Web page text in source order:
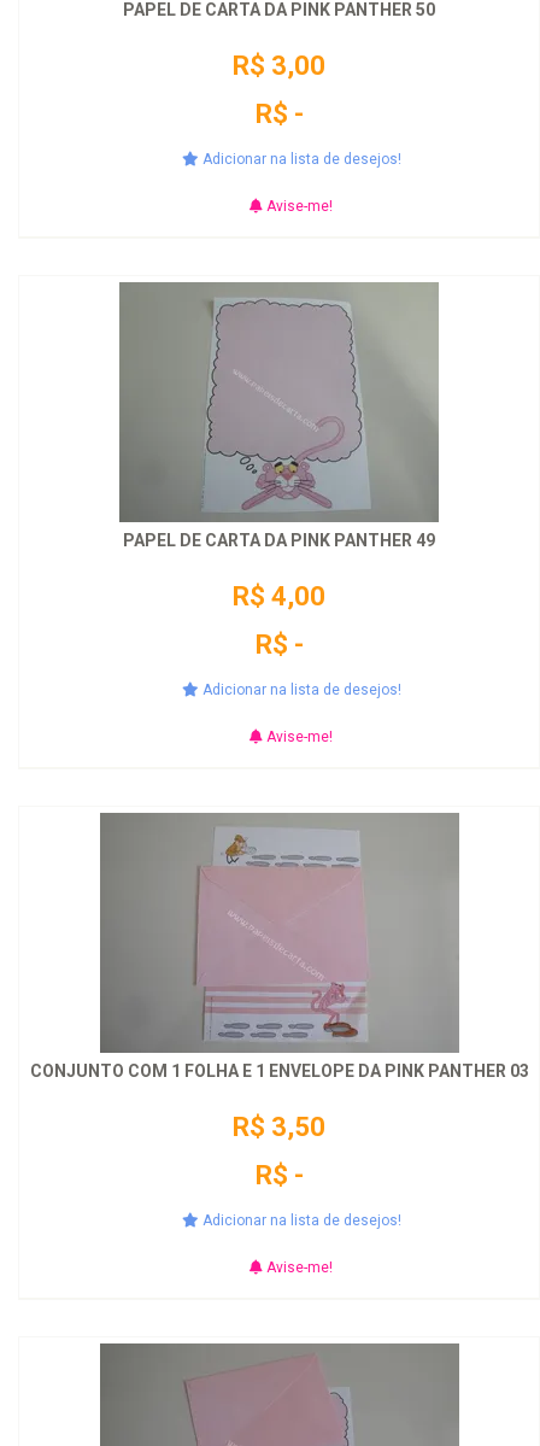
PAPEL DE CARTA DA PINK PANTHER 50
R$ 3,00
R$ -
Adicionar na lista de desejos!
Avise-me!
PAPEL DE CARTA DA PINK PANTHER 49
R$ 4,00
R$ -
Adicionar na lista de desejos!
Avise-me!
CONJUNTO COM 1 FOLHA E 1 ENVELOPE DA PINK PANTHER 03
R$ 3,50
R$ -
Adicionar na lista de desejos!
Avise-me!